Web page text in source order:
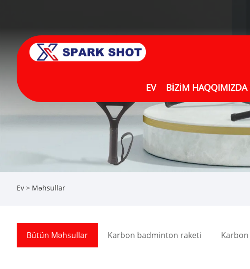
EV BIZIM HAQQIMIZDA
Ev > Məhsullar
Bütün Məhsullar Karbon badminton raketi